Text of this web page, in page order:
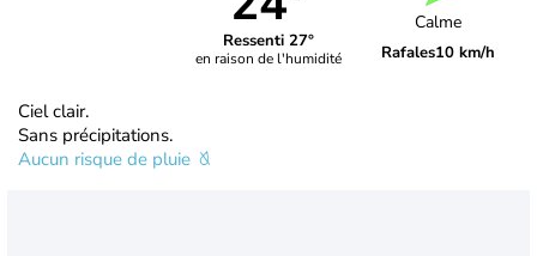
Ressenti 27°
en raison de l'humidité
Calme
Rafales10 km/h
Ciel clair.
Sans précipitations.
Aucun risque de pluie